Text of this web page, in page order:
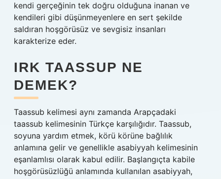
kendi gerçeğinin tek doğru olduğuna inanan ve
kendileri gibi düşünmeyenlere en sert şekilde
saldıran hoşgörüsüz ve sevgisiz insanları
karakterize eder.
IRK TAASSUP NE
DEMEK?
Taassub kelimesi aynı zamanda Arapçadaki
taassub kelimesinin Türkçe karşılığıdır. Taassub,
soyuna yardım etmek, körü körüne bağlılık
anlamına gelir ve genellikle asabiyyah kelimesinin
eşanlamlısı olarak kabul edilir. Başlangıçta kabile
hoşgörüsüzlüğü anlamında kullanılan asabiyyah,